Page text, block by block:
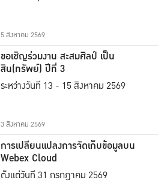
5 สิงหาคม 2569
ขอเชิญร่วมงาน สะสมศิลป์ เป็น
สิน(ทรัพย์) ปีที่ 3
ระหว่างวันที่ 13 - 15 สิงหาคม 2569
3 สิงหาคม 2569
การเปลี่ยนแปลงการจัดเก็บข้อมูลบน
Webex Cloud
ตั้งแต่วันที่ 31 กรกฎาคม 2569